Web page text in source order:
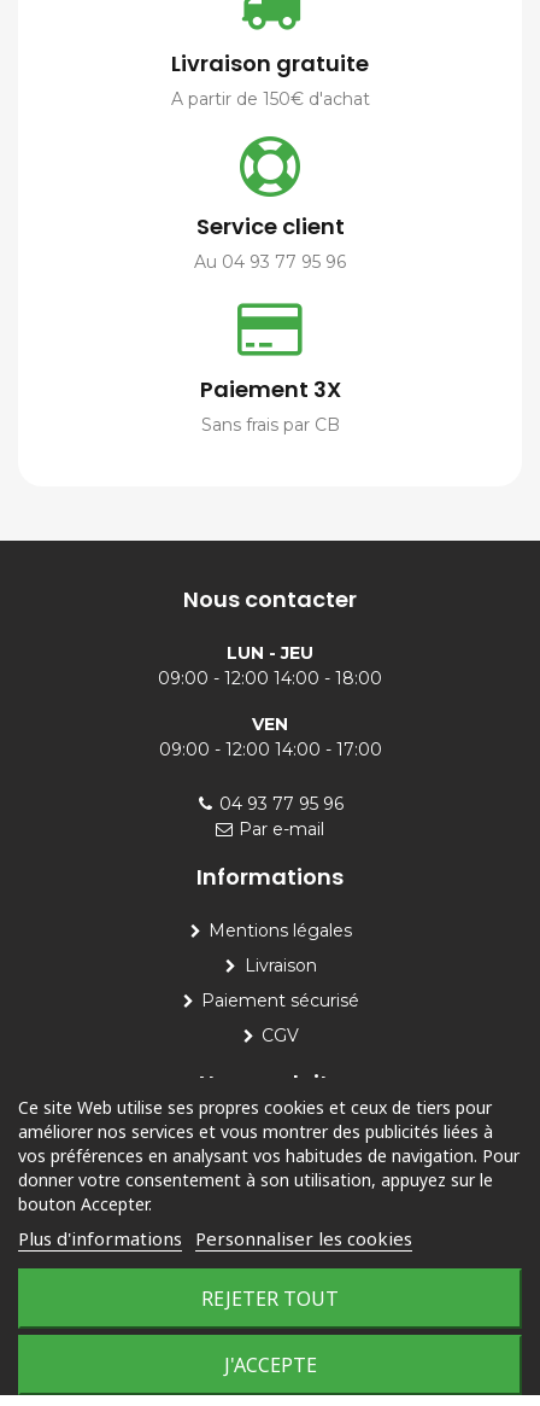
Livraison gratuite
A partir de 150€ d'achat
Service client
Au 04 93 77 95 96
Paiement 3X
Sans frais par CB
Nous contacter
LUN - JEU
09:00 - 12:00 14:00 - 18:00
VEN
09:00 - 12:00 14:00 - 17:00
04 93 77 95 96
Par e-mail
Informations
Mentions légales
Livraison
Paiement sécurisé
CGV
Nos produits
Piscine
Jardin
Outdoor
© 2025 Tous droits réservés
Plan du site
Ce site Web utilise ses propres cookies et ceux de tiers pour
améliorer nos services et vous montrer des publicités liées à
vos préférences en analysant vos habitudes de navigation. Pour
donner votre consentement à son utilisation, appuyez sur le
bouton Accepter.
Plus d'informations Personnaliser les cookies
REJETER TOUT
J'ACCEPTE